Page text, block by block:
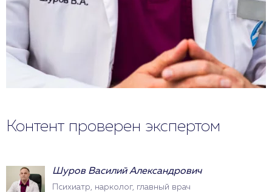
Контент проверен экспертом
Шуров Василий Александрович
Психиатр, нарколог, главный врач